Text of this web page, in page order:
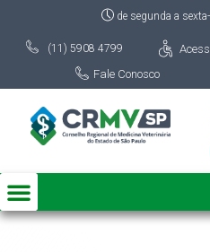
de segunda a
(11) 5908 4799
Fale Conosco